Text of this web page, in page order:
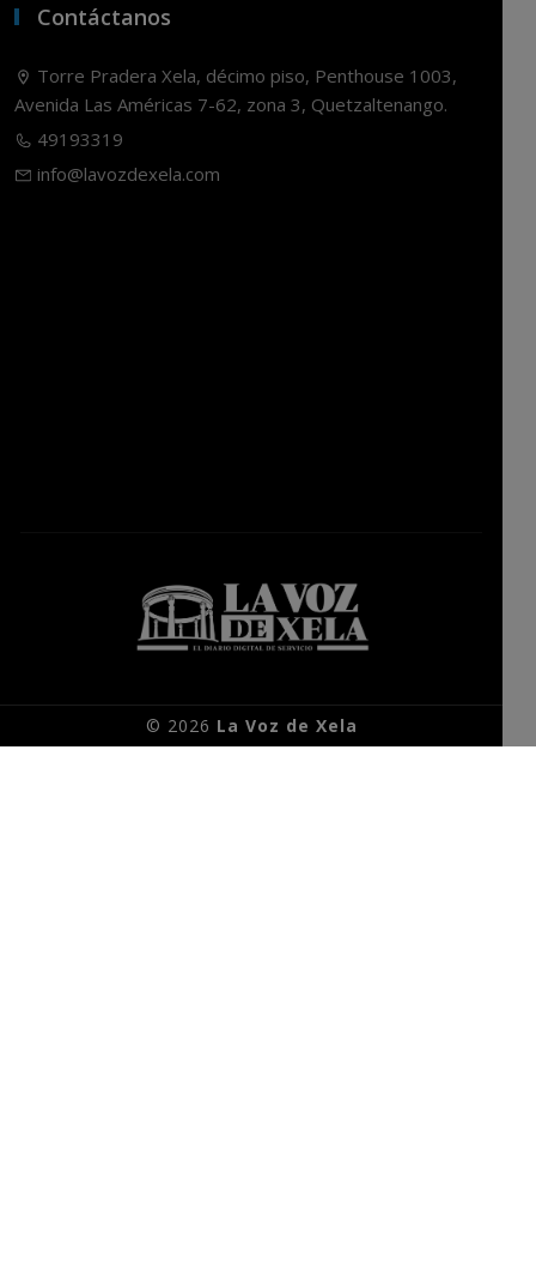
Contáctanos
Torre Pradera Xela, décimo piso, Penthouse 1003,
Avenida Las Américas 7-62, zona 3, Quetzaltenango.
49193319
info@lavozdexela.com
© 2026 La Voz de Xela